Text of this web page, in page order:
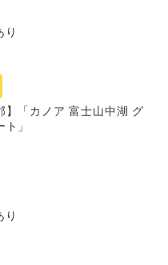
り
】「カノア 富士山中湖 グ
」
り